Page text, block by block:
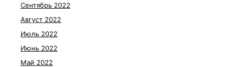
Сентябрь 2022
Август 2022
Июль 2022
Июнь 2022
Май 2022